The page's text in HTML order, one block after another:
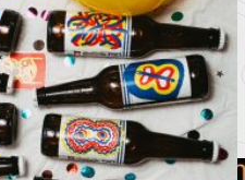
Carta de Verão
Portugueses
apresenta a sua nova carta